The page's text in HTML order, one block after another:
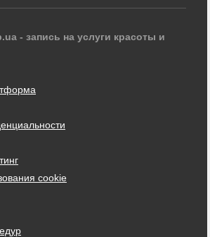
- запись на услуги красоты и
cookie